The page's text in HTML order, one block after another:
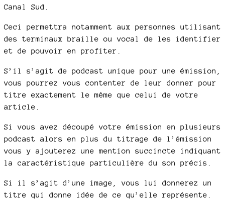
Canal Sud.
Ceci permettra notamment aux personnes utilisant
des terminaux braille ou vocal de les identifier
et de pouvoir en profiter.
S’il s’agit de podcast unique pour une émission,
vous pourrez vous contenter de leur donner pour
titre exactement le même que celui de votre
article.
Si vous avez découpé votre émission en plusieurs
podcast alors en plus du titrage de l’émission
vous y ajouterez une mention succincte indiquant
la caractéristique particulière du son précis.
Si il s’agit d’une image, vous lui donnerez un
titre qui donne idée de ce qu’elle représente.